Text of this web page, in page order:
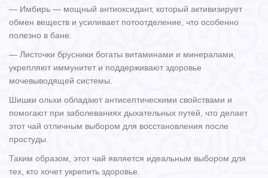
— Имбирь — мощный антиоксидант, который активизирует
обмен веществ и усиливает потоотделение, что особенно
полезно в бане.
— Листочки брусники богаты витаминами и минералами,
укрепляют иммунитет и поддерживают здоровье
мочевыводящей системы.
Шишки ольхи обладают антисептическими свойствами и
помогают при заболеваниях дыхательных путей, что делает
этот чай отличным выбором для восстановления после
простуды.
Таким образом, этот чай является идеальным выбором для
тех, кто хочет укрепить здоровье.